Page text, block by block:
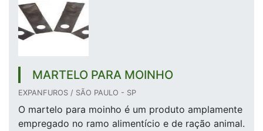
MARTELO PARA MOINHO
EXPANFUROS / SÃO PAULO - SP
O martelo para moinho é um produto amplamente
empregado no ramo alimentício e de ração animal.